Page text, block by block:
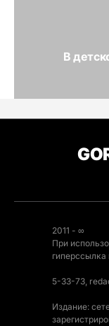
В
2011 - ∞
При
гиперссылка
5-33-73,
Издание: